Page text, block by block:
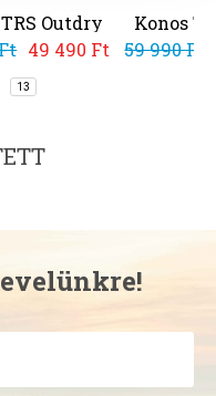
Outdry
49 490 Ft
13
Konos
59 990 Ft